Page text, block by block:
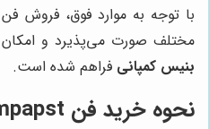
مختلف صورت می‌پذیرد و
بنیس کمپانی فراهم شده است.
نحوه خرید فن Ebmpapst از بنیس کمپانی